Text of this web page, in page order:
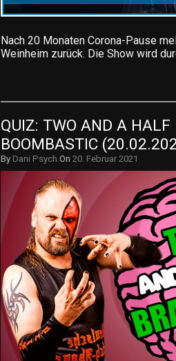
Nach 20 Monaten Corona-Pause
Weinheim zurück. Die Show wird
QUIZ: TWO AND A
BOOMBASTIC
By Dani Psych On 20. Februar 2021